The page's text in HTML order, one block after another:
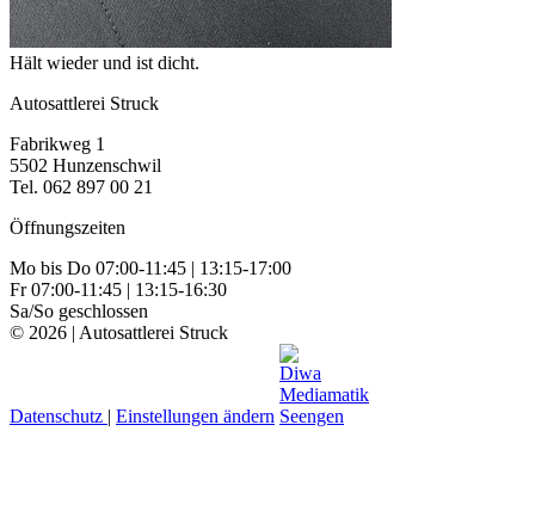
Hält wieder und ist dicht.
Autosattlerei Struck
Fabrikweg 1
5502 Hunzenschwil
Tel. 062 897 00 21
Öffnungszeiten
Mo bis Do 07:00-11:45 | 13:15-17:00
Fr 07:00-11:45 | 13:15-16:30
Sa/So geschlossen
© 2026 | Autosattlerei Struck
Datenschutz | Einstellungen ändern